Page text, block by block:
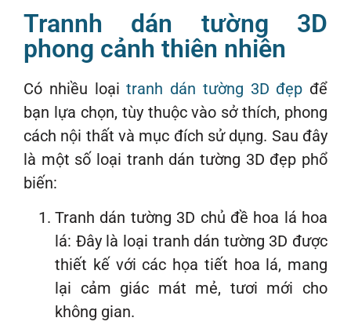
Trannh dán tường 3D
phong cảnh thiên nhiên
Có nhiều loạitranh dán tường 3D đẹp để
bạn lựa chọn, tùy thuộc vào sở thích, phong
cách nội thất và mục đích sử dụng. Sau đây
là một số loại tranh dán tường 3D đẹp phổ
biến:
Tranh dán tường 3D chủ đề hoa lá hoa
lá: Đây là loại tranh dán tường 3D được
thiết kế với các họa tiết hoa lá, mang
lại cảm giác mát mẻ, tươi mới cho
không gian.